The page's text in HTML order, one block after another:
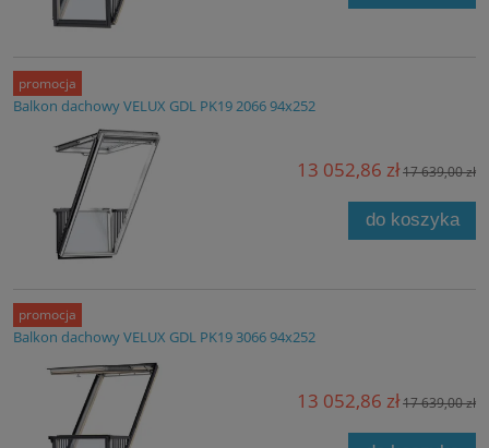
Balkon dachowy VELUX GDL PK19 2066 94x252
13 052,86 zł17 639,00 zł
do koszyka
promocja
Balkon dachowy VELUX GDL PK19 3066 94x252
13 052,86 zł17 639,00 zł
promocja